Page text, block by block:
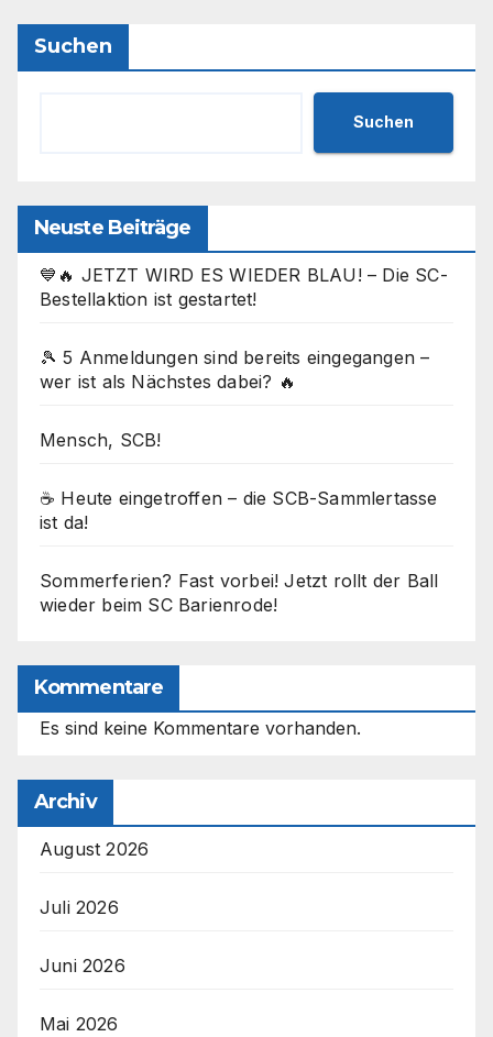
Suchen
Suchen
Neuste Beiträge
💙🔥 JETZT WIRD ES WIEDER BLAU! – Die SC-
Bestellaktion ist gestartet!
🎾 5 Anmeldungen sind bereits eingegangen –
wer ist als Nächstes dabei? 🔥
Mensch, SCB!
☕ Heute eingetroffen – die SCB-Sammlertasse
ist da!
Sommerferien? Fast vorbei! Jetzt rollt der Ball
wieder beim SC Barienrode!
Kommentare
Es sind keine Kommentare vorhanden.
Archiv
August 2026
Juli 2026
Juni 2026
Mai 2026